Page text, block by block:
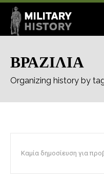
ΒΡΑΖΙΛΙΑ
Organizing history by
Καμία δημοσίευση για